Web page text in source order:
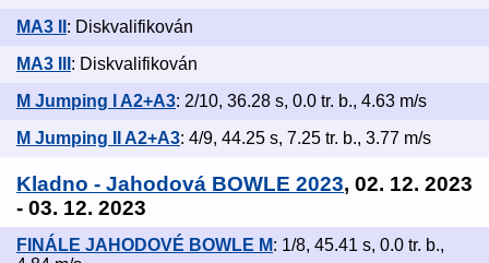
MA3 II : Diskvalifikován
MA3 III : Diskvalifikován
M Jumping I A2+A3: 2/10, 36.28 s, 0.0 tr. b., 4.63 m/s
M Jumping II A2+A3: 4/9, 44.25 s, 7.25 tr. b., 3.77 m/s
Kladno - Jahodová BOWLE 2023, 02. 12. 2023
- 03. 12. 2023
FINÁLE JAHODOVÉ BOWLE M: 1/8, 45.41 s, 0.0 tr. b.,